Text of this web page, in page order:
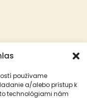
používame
a/alebo prístup k
technológiami nám
a fotografií z webu